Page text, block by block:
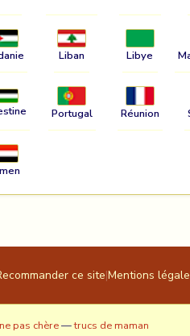
Liban Libye
Portugal Réunion
ce site|Mentions
pas chère—trucs de maman